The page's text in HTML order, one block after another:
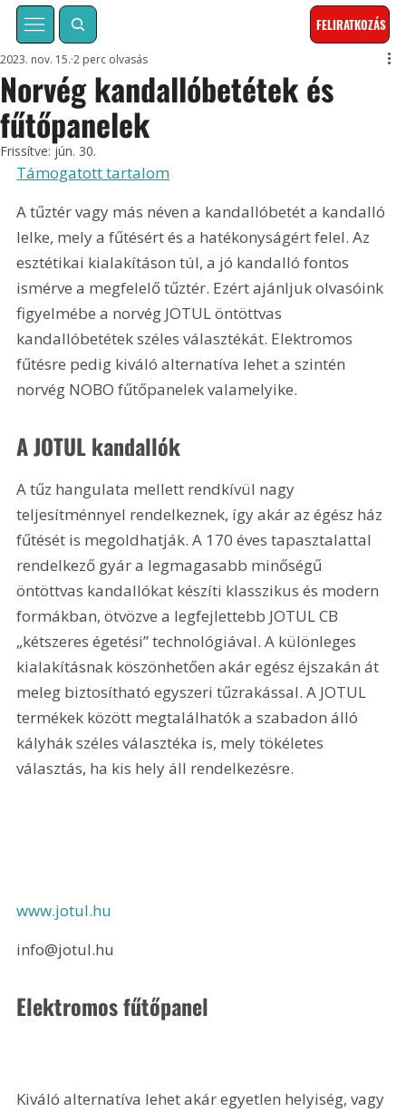
FELIRATKOZÁS
Norvég kandallóbetétek és
fűtőpanelek
2023. nov. 15. 2 perc olvasás
Frissítve: jún. 30.
Támogatott tartalom
A tűztér vagy más néven a kandallóbetét a kandalló
lelke, mely a fűtésért és a hatékonyságért felel. Az
esztétikai kialakításon túl, a jó kandalló fontos
ismérve a megfelelő tűztér. Ezért ajánljuk olvasóink
figyelmébe a norvég JOTUL öntöttvas
kandallóbetétek széles választékát. Elektromos
fűtésre pedig kiváló alternatíva lehet a szintén
norvég NOBO fűtőpanelek valamelyike.
A JOTUL kandallók
A tűz hangulata mellett rendkívül nagy
teljesítménnyel rendelkeznek, így akár az égész ház
fűtését is megoldhatják. A 170 éves tapasztalattal
rendelkező gyár a legmagasabb minőségű
öntöttvas kandallókat készíti klasszikus és modern
formákban, ötvözve a legfejlettebb JOTUL CB
„kétszeres égetési” technológiával. A különleges
kialakításnak köszönhetően akár egész éjszakán át
meleg biztosítható egyszeri tűzrakással. A JOTUL
termékek között megtalálhatók a szabadon álló
kályhák széles választéka is, mely tökéletes
választás, ha kis hely áll rendelkezésre.
www.jotul.hu
info@jotul.hu
Elektromos fűtőpanel
Kiváló alternatíva lehet akár egyetlen helyiség, vagy